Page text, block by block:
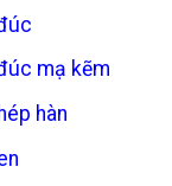
mạ kẽm
hàn